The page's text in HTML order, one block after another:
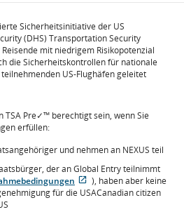
Sicherheitsinitiative der US
(DHS) Transportation Security
mit niedrigem Risikopotenzial
die Sicherheitskontrollen für nationale
US-Flughäfen geleitet
TSA Pre✓™ berechtigt sein, wenn Sie
erfüllen:
und nehmen an NEXUS teil
der an Global Entry teilnimmt
WirdExterne
), haben aber keine
für die USACanadian citizen